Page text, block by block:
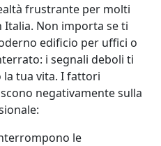
frustrante per molti
Non importa se ti
edificio per uffici o
i segnali deboli ti
tua vita. I fattori
negativamente sulla
le